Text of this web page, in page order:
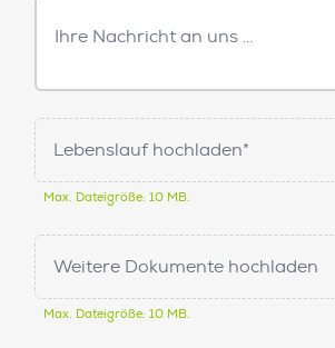
Freitext
Nachricht
Lebenslauf hochladen*
Max. Dateigröße: 10 MB.
Weitere Dokumente hochladen
Max. Dateigröße: 10 MB.